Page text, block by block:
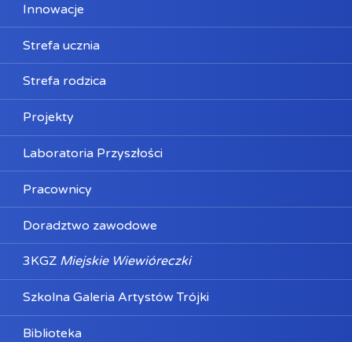
Innowacje
Strefa ucznia
Strefa rodzica
Projekty
Laboratoria Przyszłości
Pracownicy
Doradztwo zawodowe
3KGZ Miejskie Wiewióreczki
Szkolna Galeria Artystów Trójki
Biblioteka